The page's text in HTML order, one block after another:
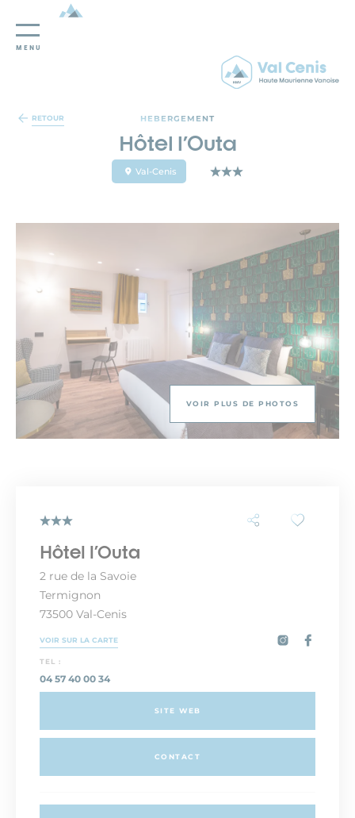
Panneau de gestion des cookies
MENU
RETOUR HEBERGEMENT
Hôtel l'Outa
Val-Cenis
VOIR PLUS DE PHOTOS
Hôtel l'Outa
2 rue de la Savoie
Termignon
73500 Val-Cenis
VOIR SUR LA CARTE
TEL :
04 57 40 00 34
SITE WEB
CONTACT